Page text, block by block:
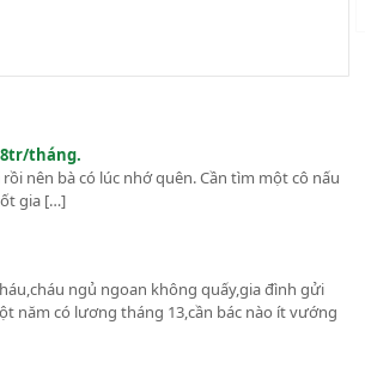
tháng.
nên bà có lúc nhớ quên. Cần tìm một cô nấu
gia […]
ngủ ngoan không quấy,gia đình gửi
năm có lương tháng 13,cần bác nào ít vướng